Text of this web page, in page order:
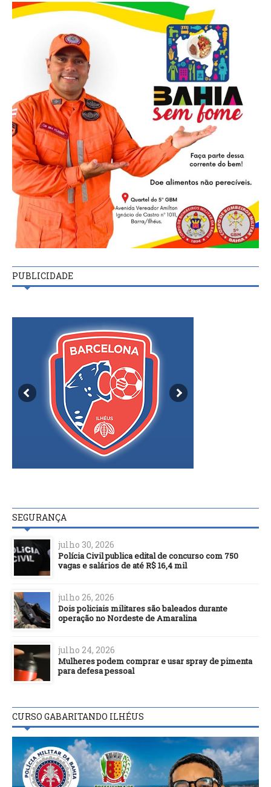
PUBLICIDADE
SEGURANÇA
julho 30, 2026
Polícia Civil publica edital de concurso com 750
vagas e salários de até R$ 16,4 mil
julho 26, 2026
Dois policiais militares são baleados durante
operação no Nordeste de Amaralina
julho 24, 2026
Mulheres podem comprar e usar spray de pimenta
para defesa pessoal
CURSO GABARITANDO ILHÉUS